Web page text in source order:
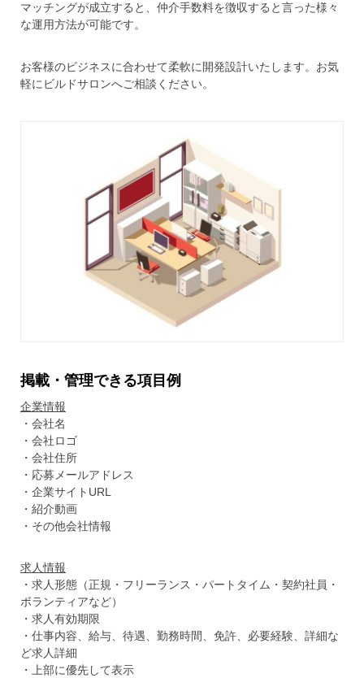
マッチングが成立すると、仲介手数料を徴収すると言った様々
な運用方法が可能です。
お客様のビジネスに合わせて柔軟に開発設計いたします。お気
軽にビルドサロンへご相談ください。
掲載・管理できる項目例
企業情報
・会社名
・会社ロゴ
・会社住所
・応募メールアドレス
・企業サイトURL
・紹介動画
・その他会社情報
求人情報
・求人形態（正規・フリーランス・パートタイム・契約社員・
ボランティアなど）
・求人有効期限
・仕事内容、給与、待遇、勤務時間、免許、必要経験、詳細な
ど求人詳細
・上部に優先して表示